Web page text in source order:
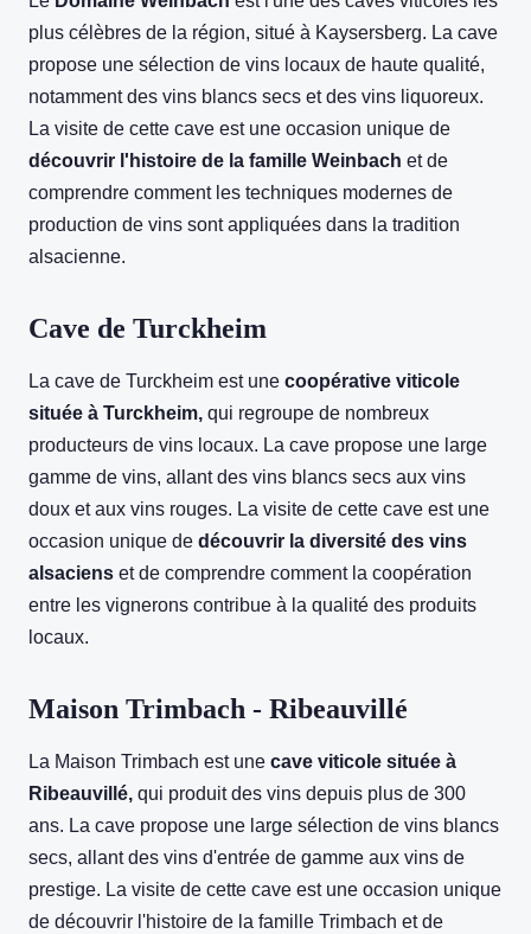
plus célèbres de la région, situé à Kaysersberg. La cave
propose une sélection de vins locaux de haute qualité,
notamment des vins blancs secs et des vins liquoreux.
La visite de cette cave est une occasion unique de
découvrir l'histoire de la famille Weinbach et de
comprendre comment les techniques modernes de
production de vins sont appliquées dans la tradition
alsacienne.
Cave de Turckheim
La cave de Turckheim est une coopérative viticole
située à Turckheim, qui regroupe de nombreux
producteurs de vins locaux. La cave propose une large
gamme de vins, allant des vins blancs secs aux vins
doux et aux vins rouges. La visite de cette cave est une
occasion unique de découvrir la diversité des vins
alsaciens et de comprendre comment la coopération
entre les vignerons contribue à la qualité des produits
locaux.
Maison Trimbach - Ribeauvillé
La Maison Trimbach est une cave viticole située à
Ribeauvillé, qui produit des vins depuis plus de 300
ans. La cave propose une large sélection de vins blancs
secs, allant des vins d'entrée de gamme aux vins de
prestige. La visite de cette cave est une occasion unique
de découvrir l'histoire de la famille Trimbach et de